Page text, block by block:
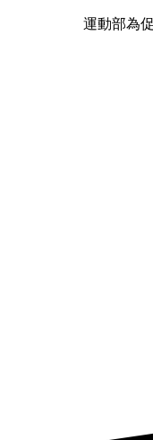
運動部為